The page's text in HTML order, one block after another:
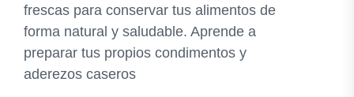
frescas para conservar tus alimentos de
forma natural y saludable. Aprende a
preparar tus propios condimentos y
aderezos caseros